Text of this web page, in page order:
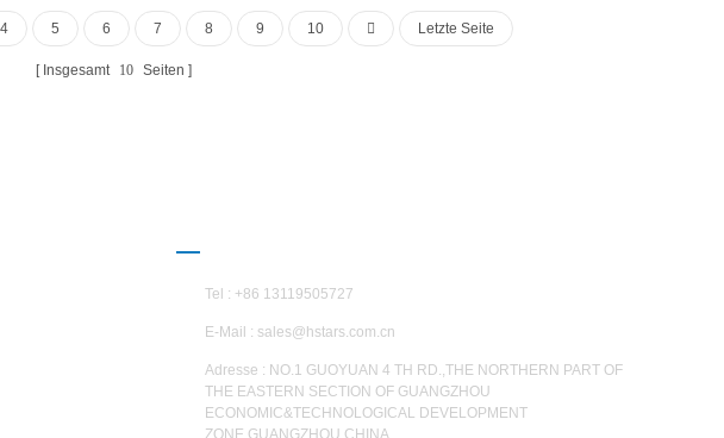
mit R22, R134A, R407C
Kältemittel
and medium-sized offices, factory workshops,
hotels, villas, etc
4 5 6 7 8 9 10 Letzte Seite
Insgesamt 10 Seiten
Tel : +86 13119505727
E-Mail : sales@hstars.com.cn
Adresse : NO.1 GUOYUAN 4 TH RD.,THE NORTHERN PART OF
THE EASTERN SECTION OF GUANGZHOU
ECONOMIC&TECHNOLOGICAL DEVELOPMENT
ZONE,GUANGZHOU,CHINA